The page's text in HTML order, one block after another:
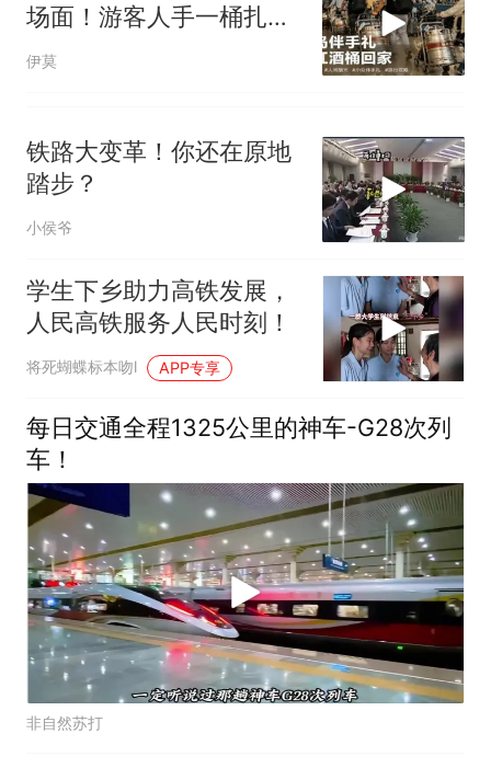
场面！游客人手一桶扎啤
扛上高铁
伊莫
铁路大变革！你还在原地
踏步？
小侯爷
学生下乡助力高铁发展，
人民高铁服务人民时刻！
将死蝴蝶标本吻l APP专享
每日交通全程1325公里的神车-G28次列
车！
非自然苏打